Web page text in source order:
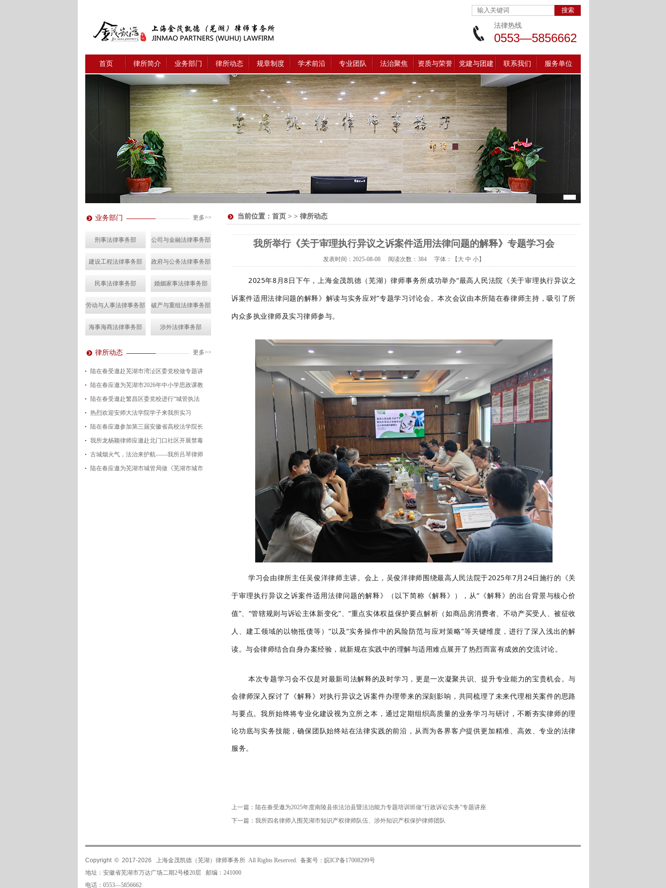
法律热线
0553—5856662
首页 律所简介 业务部门 律所动态 规章制度 学术前沿 专业团队 法治聚焦 资质与荣誉 党建与团建 联系我们 服务单位
业务部门 更多>>
刑事法律事务部 公司与金融法律事务部
建设工程法律事务部 政府与公务法律事务部
民事法律事务部 婚姻家事法律事务部
劳动与人事法律事务部 破产与重组法律事务部
海事海商法律事务部 涉外法律事务部
律所动态 更多>>
陆在春受邀赴芜湖市湾沚区委党校做专题讲
2026-08-04
陆在春应邀为芜湖市2026年中小学思政课教
2026-07-24
陆在春受邀赴繁昌区委党校进行“城管执法
2026-07-15
热烈欢迎安师大法学院学子来我所实习
2026-07-01
陆在春应邀参加第三届安徽省高校法学院长
2026-06-29
我所龙杨颖律师应邀赴北门口社区开展禁毒
2026-06-18
古城烟火气，法治来护航——我所吕琴律师
2026-05-21
陆在春应邀为芜湖市城管局做《芜湖市城市
当前位置： 首页 > > 律所动态
我所举行《关于审理执行异议之诉案件适用法律问题的解释》专题学习会
发表时间： 2025-08-08阅读次数： 384 字体：【 大 中 小】
2025年8月8日下午，上海金茂凯德（芜湖）律师事务所成功举办“最高人民法院《关于审理执行异议之
诉案件适用法律问题的解释》解读与实务应对”专题学习讨论会。本次会议由本所陆在春律师主持，吸引了所
内众多执业律师及实习律师参与。
学习会由律所主任吴俊洋律师主讲。会上， 吴俊洋律师围绕最高人民法院于2025年7月24日施行的《关
于审理执行异议之诉案件适用法律问题的解释》（以下简称《解释》），从“《解释》的出台背景与核心价
值”、“管辖规则与诉讼主体新变化”、“重点实体权益保护要点解析（如商品房消费者、不动产买受人、被征收
人 、建工领域的以物抵债等） ”以及“实务操作中的风险防范与应对策略”等关键维度，进行了深入浅出的解
读。与会律师结合自身办案经验，就新规在实践中的理解与适用难点展开了热烈而富有成效的交流讨论。
本次专题学习会不仅是对最新司法解释的及时学习，更是一次凝聚共识、提升专业能力的宝贵机会。与
会律师深入探讨了《解释》对执行异议之诉案件办理带来的深刻影响，共同梳理了未来代理相关案件的思路
与要点。我所始终将专业化建设视为立所之本，通过定期组织高质量的业务学习与研讨，不断夯实律师的理
论功底与实务技能，确保团队始终站在法律实践的前沿，从而为各界客户提供更加精准、高效、专业的法律
服务。
上一篇： 陆在春受邀为2025年度南陵县依法治县暨法治能力专题培训班做“行政诉讼实务”专题讲座
下一篇： 我所四名律师入围芜湖市知识产权律师队伍、涉外知识产权保护律师团队
Copyright © 2017-2026 上海金茂凯德（芜湖）律师事务所 All Rights Reserved. 备案号： 皖ICP备17008299号
地址：安徽省芜湖市万达广场二期2号楼20层 邮编：241000
电话：0553—5856662